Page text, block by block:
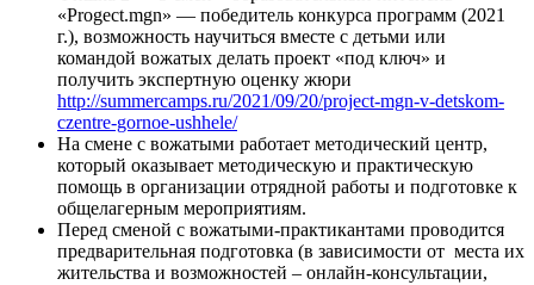
«Progect.mgn» — победитель конкурса программ (2021
г.), возможность научиться вместе с детьми или
командой вожатых делать проект «под ключ» и
получить экспертную оценку жюри
http://summercamps.ru/2021/09/20/project-mgn-v-detskom-
czentre-gornoe-ushhele/
На смене с вожатыми работает методический центр,
который оказывает методическую и практическую
помощь в организации отрядной работы и подготовке к
общелагерным мероприятиям.
Перед сменой с вожатыми-практикантами проводится
предварительная подготовка (в зависимости от места их
жительства и возможностей – онлайн-консультации,